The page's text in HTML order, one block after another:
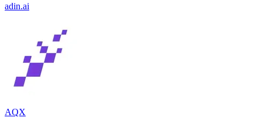
adin.ai
AQX